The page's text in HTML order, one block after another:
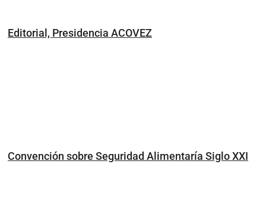
Editorial, Presidencia ACOVEZ
Convención sobre Seguridad Alimentaría Siglo XXI